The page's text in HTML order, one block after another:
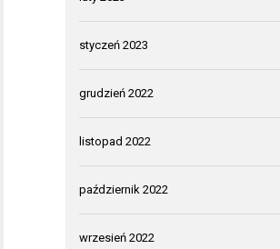
styczeń 2023
grudzień 2022
listopad 2022
październik 2022
wrzesień 2022